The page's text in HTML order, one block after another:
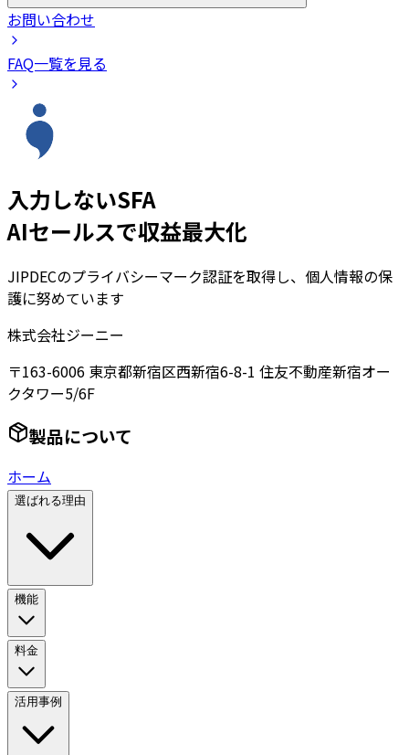
お問い合わせ
FAQ一覧を見る
入力しないSFA
AIセールスで収益最大化
JIPDECのプライバシーマーク認証を取得し、個人情報の保
護に努めています
株式会社ジーニー
〒163-6006 東京都新宿区西新宿6-8-1 住友不動産新宿オー
クタワー5/6F
製品について
ホーム
選ばれる理由
機能
料金
活用事例